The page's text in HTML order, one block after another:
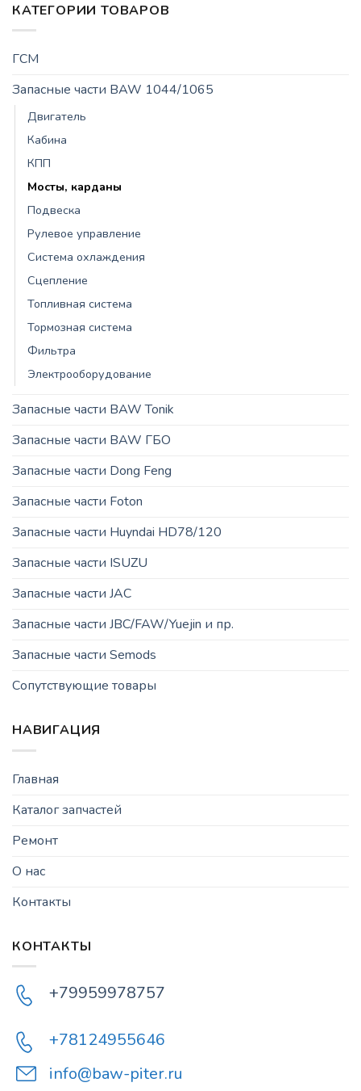
КАТЕГОРИИ ТОВАРОВ
ГСМ
Запасные части BAW 1044/1065
Двигатель
Кабина
КПП
Мосты, карданы
Подвеска
Рулевое управление
Система охлаждения
Сцепление
Топливная система
Тормозная система
Фильтра
Электрооборудование
Запасные части BAW Tonik
Запасные части BAW ГБО
Запасные части Dong Feng
Запасные части Foton
Запасные части Huyndai HD78/120
Запасные части ISUZU
Запасные части JAC
Запасные части JBC/FAW/Yuejin и пр.
Запасные части Semods
Сопутствующие товары
НАВИГАЦИЯ
Главная
Каталог запчастей
Ремонт
О нас
Контакты
КОНТАКТЫ
+79959978757
+78124955646
info@baw-piter.ru